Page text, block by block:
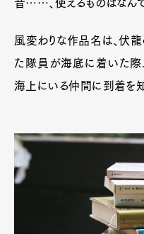
音……、使えるものはなんで
風変わりな作品名は、伏
た隊員が海底に着いた際、
海上にいる仲間に到着を